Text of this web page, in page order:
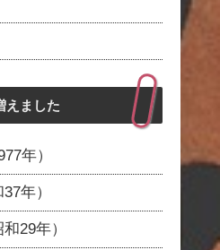
えました
年）
年）
29年）